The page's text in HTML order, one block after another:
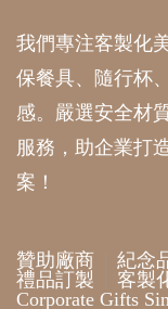
我們專注客製化
保餐具、隨行杯
感。嚴選安全材
服務，助企業打
案！
贊助廠商 紀念
禮品訂製
客製
Corporate Gifts